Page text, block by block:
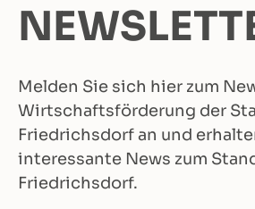
Melden Sie sich hier zum
Wirtschaftsförderung der
Friedrichsdorf an und
interessante News zum
Friedrichsdorf.